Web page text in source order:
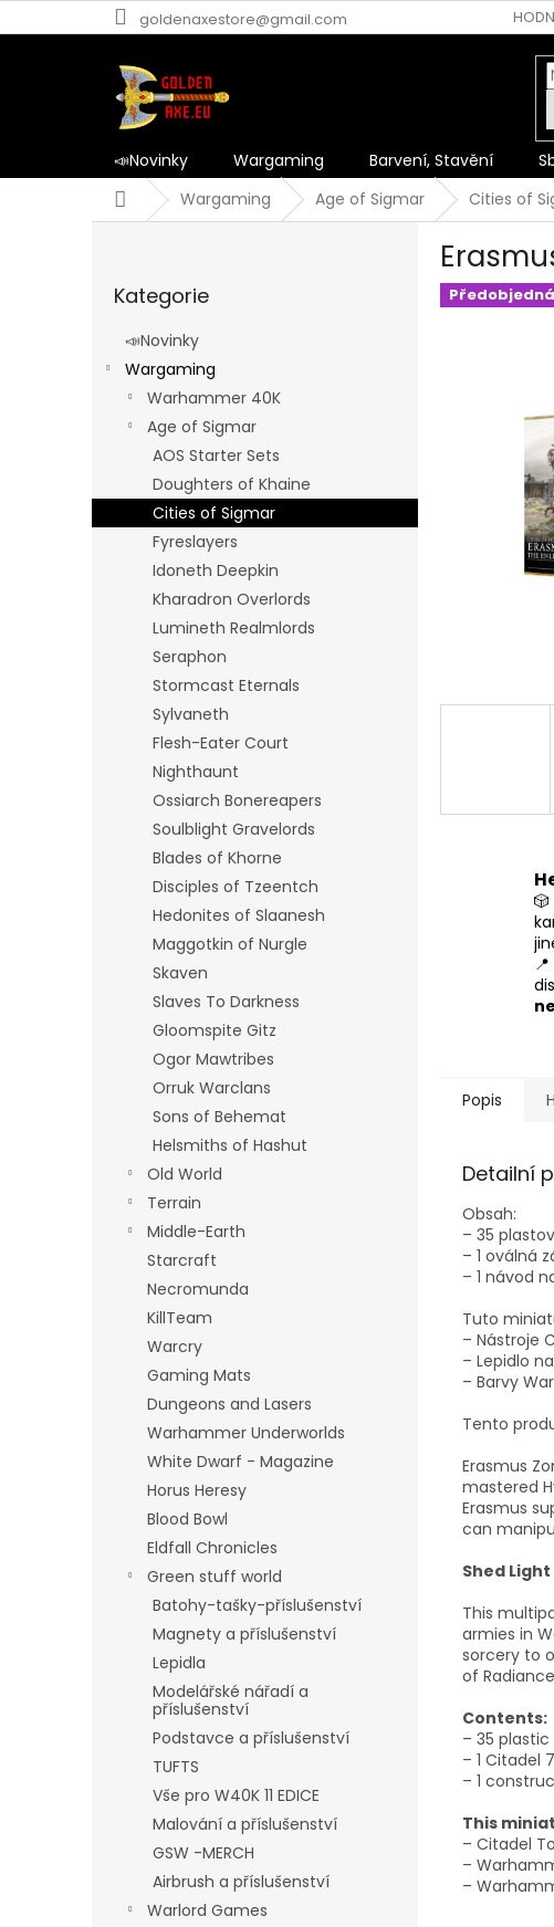
na
goldenaxestore@gmail.com
📣Novinky Wargaming Barvení, Stavění
DomůWargaming Age of Sigmar Cities of
n
e
kategorie
Kategorie
📣Novinky
Wargaming
Warhammer 40K
Age of Sigmar
AOS Starter Sets
Doughters of Khaine
Cities of Sigmar
Fyreslayers
Idoneth Deepkin
Kharadron Overlords
Lumineth Realmlords
Seraphon
Stormcast Eternals
Sylvaneth
Flesh-Eater Court
Nighthaunt
Ossiarch Bonereapers
Soulblight Gravelords
Blades of Khorne
Disciples of Tzeentch
Hedonites of Slaanesh
Maggotkin of Nurgle
Skaven
Slaves To Darkness
Gloomspite Gitz
Ogor Mawtribes
Orruk Warclans
Sons of Behemat
Helsmiths of Hashut
Old World
Terrain
Middle-Earth
Starcraft
Necromunda
KillTeam
Warcry
Gaming Mats
Dungeons and Lasers
Warhammer Underworlds
White Dwarf - Magazine
Horus Heresy
Blood Bowl
Eldfall Chronicles
Green stuff world
Batohy-tašky-příslušenství
Magnety a příslušenství
Lepidla
Modelářské nářadí a
příslušenství
Podstavce a příslušenství
TUFTS
Vše pro W40K 11 EDICE
Malování a příslušenství
GSW -MERCH
Airbrush a příslušenství
Warlord Games
Popis
Detailní
Obsah:
– 35
– 1 oválná
– 1 návod
Tuto
– Nástroje
– Lepidlo
– Barvy
Tento
Erasmus
mastered
Erasmus
can
Shed
This
armies in
sorcery to
of
Contents:
– 35
– 1 Citadel
– 1
This
– Citadel
–
–